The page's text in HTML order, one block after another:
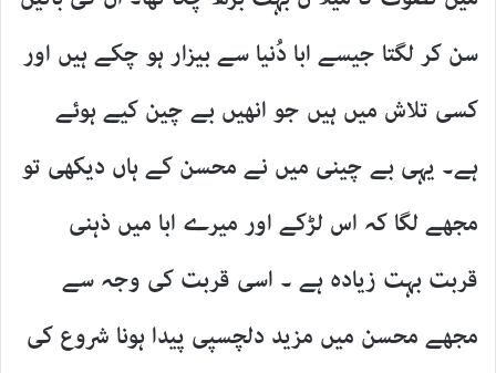
سن کر لگتا جیسے ابا دُنیا سے بیزار ہو چکے ہیں اور
کسی تلاش میں ہیں جو انھیں بے چین کیے ہوئے
ہے۔ یہی بے چینی میں نے محسن کے ہاں دیکھی تو
مجھے لگا کہ اس لڑکے اور میرے ابا میں ذہنی
قربت بہت زیادہ ہے ۔ اسی قربت کی وجہ سے
مجھے محسن میں مزید دلچسپی پیدا ہونا شروع کی